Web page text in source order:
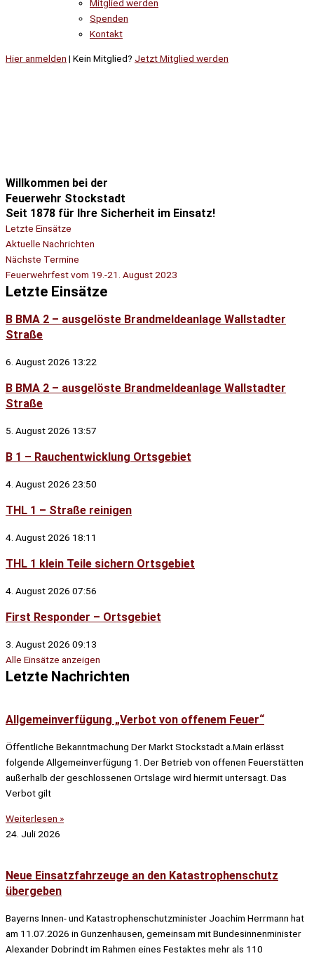
Mitglied werden
Spenden
Kontakt
Hier anmelden | Kein Mitglied? Jetzt Mitglied werden
Willkommen bei der
Feuerwehr Stockstadt
Seit 1878 für Ihre Sicherheit im Einsatz!
Letzte Einsätze
Aktuelle Nachrichten
Nächste Termine
Feuerwehrfest vom 19.-21. August 2023
Letzte Einsätze
B BMA 2 – ausgelöste Brandmeldeanlage Wallstadter
Straße
6. August 2026 13:22
B BMA 2 – ausgelöste Brandmeldeanlage Wallstadter
Straße
5. August 2026 13:57
B 1 – Rauchentwicklung Ortsgebiet
4. August 2026 23:50
THL 1 – Straße reinigen
4. August 2026 18:11
THL 1 klein Teile sichern Ortsgebiet
4. August 2026 07:56
First Responder – Ortsgebiet
3. August 2026 09:13
Alle Einsätze anzeigen
Letzte Nachrichten
Allgemeinverfügung „Verbot von offenem Feuer“
Öffentliche Bekanntmachung Der Markt Stockstadt a.Main erlässt
folgende Allgemeinverfügung 1. Der Betrieb von offenen Feuerstätten
außerhalb der geschlossenen Ortslage wird hiermit untersagt. Das
Verbot gilt
Weiterlesen »
24. Juli 2026
Neue Einsatzfahrzeuge an den Katastrophenschutz
übergeben
Bayerns Innen- und Katastrophenschutzminister Joachim Herrmann hat
am 11.07.2026 in Gunzenhausen, gemeinsam mit Bundesinnenminister
Alexander Dobrindt im Rahmen eines Festaktes mehr als 110